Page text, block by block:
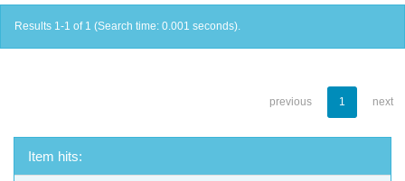
Results 1-1 of 1 (Search time: 0.001 seconds).
previous 1 next
Item hits: